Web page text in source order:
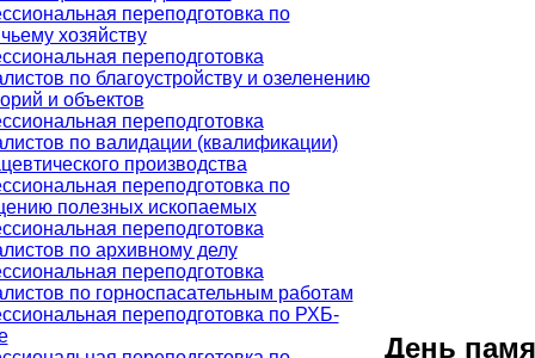
переподготовка по
хозяйству
переподготовка
по благоустройству и озеленению
и объектов
переподготовка
по валидации (квалификации)
производства
переподготовка по
полезных ископаемых
переподготовка
по архивному делу
переподготовка
по горноспасательным работам
переподготовка по РХБ-
День